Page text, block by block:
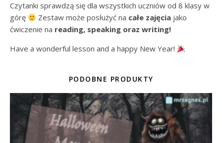
Czytanki sprawdzą się dla wszystkich uczniów od 8 klasy w
górę
Zestaw może posłużyć na całe zajęcia jako
ćwiczenie na reading, speaking oraz writing!
Have a wonderful lesson and a happy New Year!
PODOBNE PRODUKTY